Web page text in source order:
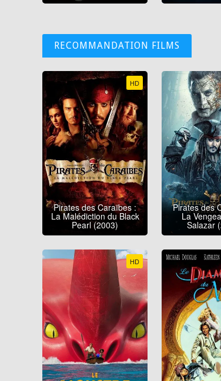
RECOMMANDATION FILMS
HD
Pirates des Caraïbes :
La Malédiction du Black
Pearl (2003)
Pirates des
La
Salazar
HD